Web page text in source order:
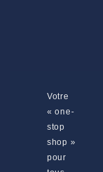
Votre
« one-
stop
shop »
pour